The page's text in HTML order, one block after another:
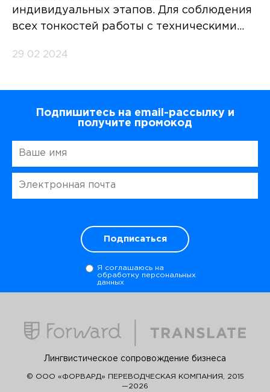
индивидуальных этапов. Для соблюдения
всех тонкостей работы с техническими...
29 02 2024
Подпишитесь на email-рассылку и
получите промокод
Подписаться
Я соглашаюсь на
обработку персональных
данных
Лингвистическое сопровождение бизнеса
© ООО «ФОРВАРД» ПЕРЕВОДЧЕСКАЯ КОМПАНИЯ, 2015
—2026